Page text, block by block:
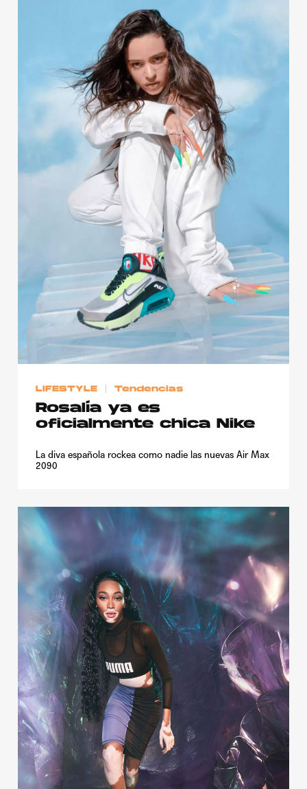
LIFESTYLE Tendencias
Rosalía ya es
oficialmente chica Nike
La diva española rockea como nadie las nuevas Air Max
2090